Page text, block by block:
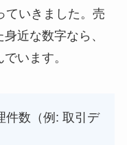
ていきました。売
近な数字なら、
います。
件数（例: 取引デ